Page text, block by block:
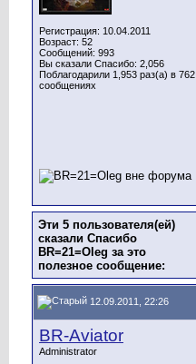
Регистрация: 10.04.2011
Возраст: 52
Сообщений: 993
Вы сказали Спасибо: 2,056
Поблагодарили 1,953 раз(а) в 762
сообщениях
Эти 5 пользователя(ей)
сказали Спасибо
BR=21=Oleg за это
полезное сообщение:
12.09.2011, 22:26
BR-Aviator
Administrator